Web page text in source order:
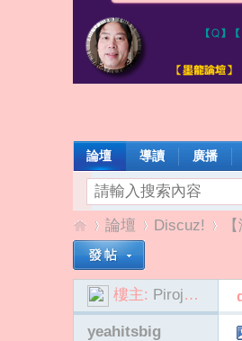
論壇 導讀 廣播
»
論壇
›
Discuz!
樓主: Pirojokbap
yeahitsbig